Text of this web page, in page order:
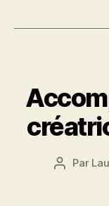
Auteur
Par